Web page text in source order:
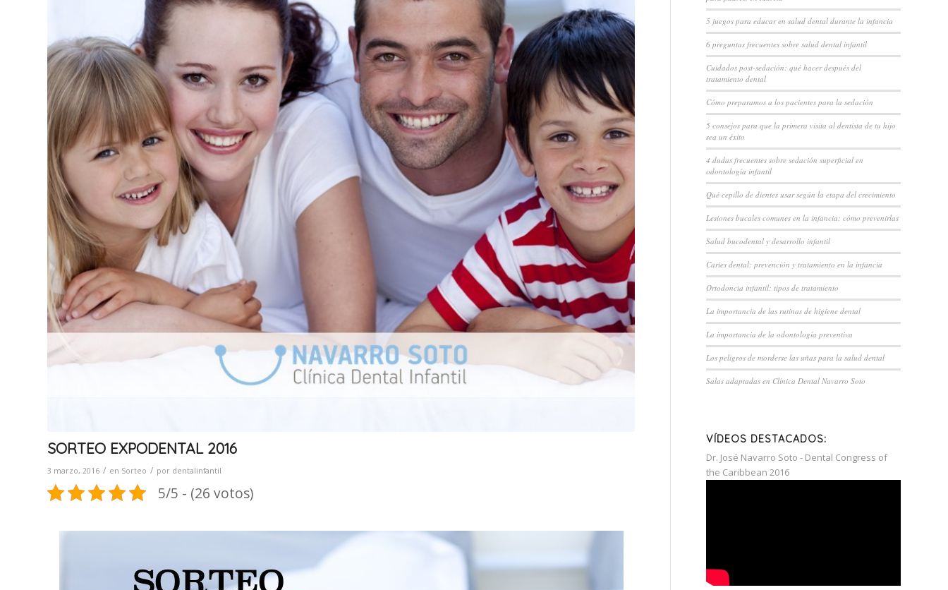
SORTEO EXPODENTAL 2016
3 marzo, 2016 / en Sorteo / por dentalinfantil
5/5 - (26 votos)
5 juegos para educar en salud dental durante la infancia
6 preguntas frecuentes sobre salud dental infantil
Cuidados post-sedación: qué hacer después del
tratamiento dental
Cómo preparamos a los pacientes para la sedación
5 consejos para que la primera visita al dentista de tu hijo
sea un éxito
4 dudas frecuentes sobre sedación superficial en
odontología infantil
Qué cepillo de dientes usar según la etapa del crecimiento
Lesiones bucales comunes en la infancia: cómo prevenirlas
Salud bucodental y desarrollo infantil
Caries dental: prevención y tratamiento en la infancia
Ortodoncia infantil: tipos de tratamiento
La importancia de las rutinas de higiene dental
La importancia de la odontología preventiva
Los peligros de morderse las uñas para la salud dental
Salas adaptadas en Clínica Dental Navarro Soto
VÍDEOS DESTACADOS:
Dr. José Navarro Soto - Dental Congress of
the Caribbean 2016